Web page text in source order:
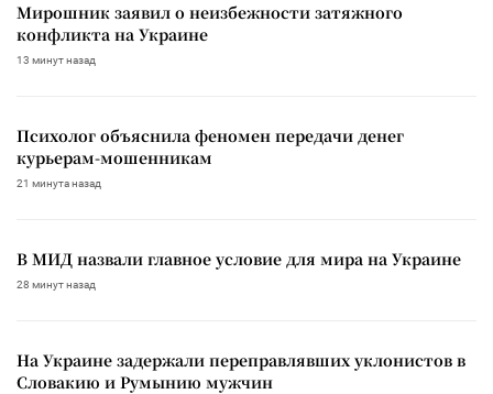
Мирошник заявил о неизбежности затяжного
конфликта на Украине
13 минут назад
Психолог объяснила феномен передачи денег
курьерам-мошенникам
21 минута назад
В МИД назвали главное условие для мира на Украине
28 минут назад
На Украине задержали переправлявших уклонистов в
Словакию и Румынию мужчин